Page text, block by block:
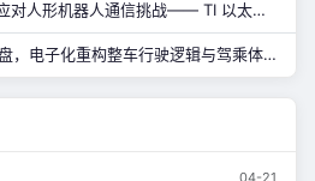
前沿之声｜以太网如何应对人形机器人通信挑战—— TI 以太网产品系列助力解决
TI 技术赋能迭代智能底盘，电子化重构整车行驶逻辑与驾乘体验